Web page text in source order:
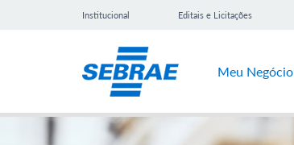
Institucional Editais e Licitações
Meu Negócio